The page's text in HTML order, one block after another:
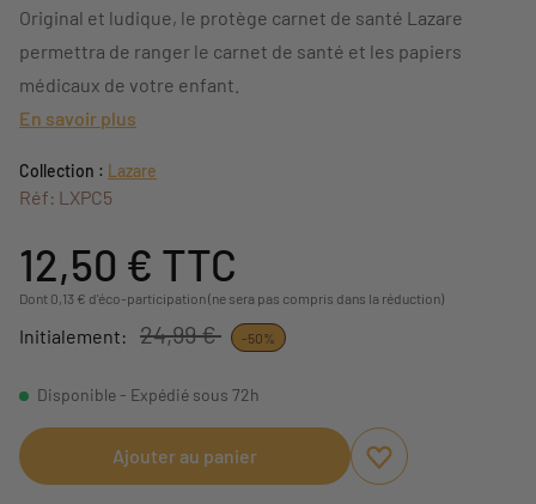
Original et ludique, le protège carnet de santé Lazare
permettra de ranger le carnet de santé et les papiers
médicaux de votre enfant.
En savoir plus
Collection : Lazare
Réf: LXPC5
12,50 € TTC
Dont 0,13 € d'éco-participation (ne sera pas compris dans la réduction)
Initialement: 24,99 € -50%
Disponible - Expédié sous 72h
Ajouter au panier
Ajouter aux favoris
Supprimer des